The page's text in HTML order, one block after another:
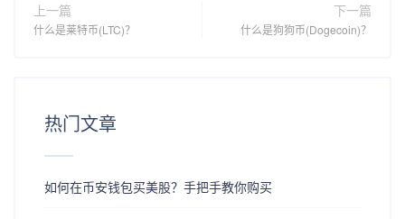
上一篇
什么是莱特币(LTC)？
下一篇
什么是狗狗币(Dogecoin)？
热门文章
如何在币安钱包买美股？手把手教你购买